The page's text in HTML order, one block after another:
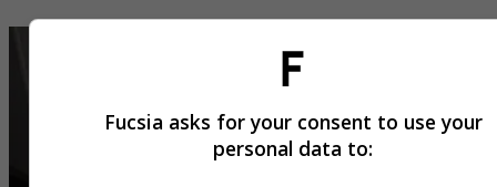
Fucsia asks for your consent to use your
personal data to: